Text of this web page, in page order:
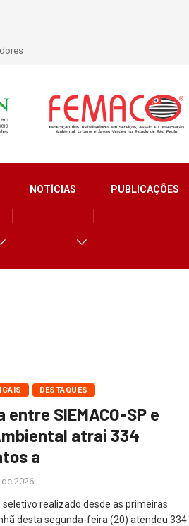
NOTÍCIAS PUBLICAÇÕES
DESTAQUES
entre SIEMACO-SP e
atrai 334
a
2026
seletivo realizado desde as primeiras
desta segunda-feira (20) atendeu 334